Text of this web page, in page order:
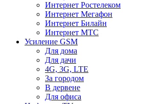
Интернет Ростелеком
Интернет Мегафон
Интернет Билайн
Интернет МТС
Усиление GSM
Для дома
Для дачи
4G, 3G, LTE
За городом
В дервене
Для офиса